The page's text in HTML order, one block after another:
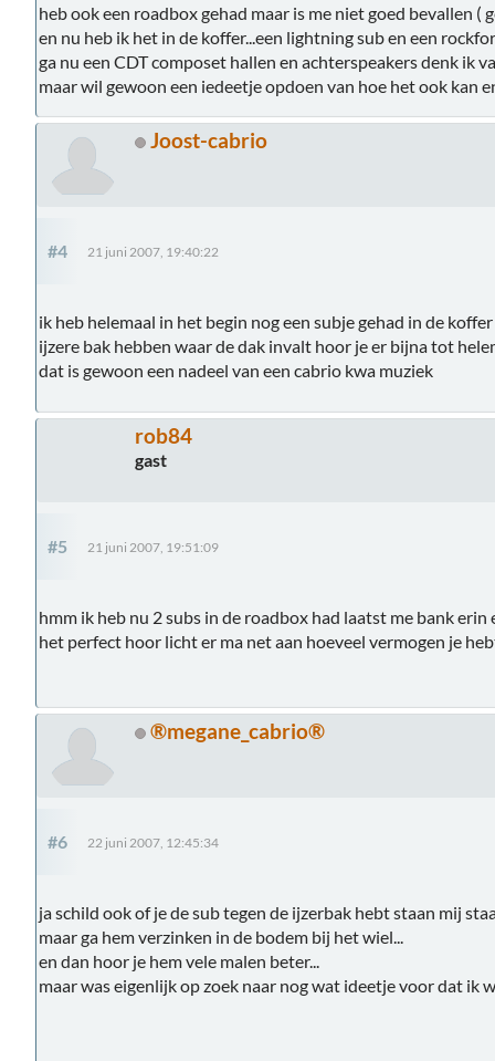
heb ook een roadbox gehad maar is me niet goed bevallen (
en nu heb ik het in de koffer...een lightning sub en een
ga nu een CDT composet hallen en achterspeakers denk ik
maar wil gewoon een iedeetje opdoen van hoe het ook kan
Joost-cabrio
#4 21 juni 2007, 19:40:22
ik heb helemaal in het begin nog een subje gehad in de
ijzere bak hebben waar de dak invalt hoor je er bijna tot
dat is gewoon een nadeel van een cabrio kwa muziek
rob84
gast
#5 21 juni 2007, 19:51:09
hmm ik heb nu 2 subs in de roadbox had laatst me bank
het perfect hoor licht er ma net aan hoeveel vermogen je
®megane_cabrio®
#6 22 juni 2007, 12:45:34
ja schild ook of je de sub tegen de ijzerbak hebt staan mij
maar ga hem verzinken in de bodem bij het wiel...
en dan hoor je hem vele malen beter...
maar was eigenlijk op zoek naar nog wat ideetje voor dat ik